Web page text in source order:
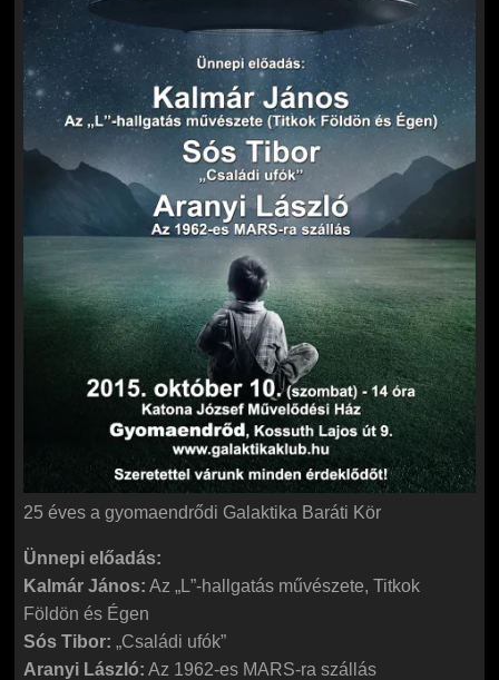
25 éves a gyomaendrődi Galaktika Baráti Kör
Ünnepi előadás:
Kalmár János: Az „L”-hallgatás művészete, Titkok
Földön és Égen
Sós Tibor: „Családi ufók”
Aranyi László: Az 1962-es MARS-ra szállás